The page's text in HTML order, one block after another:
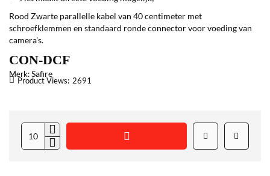
Rood Zwarte parallelle kabel van 40 centimeter met
schroefklemmen en standaard ronde connector voor voeding van
camera's.
CON-DCF
Merk:Safire
Product Views: 2691